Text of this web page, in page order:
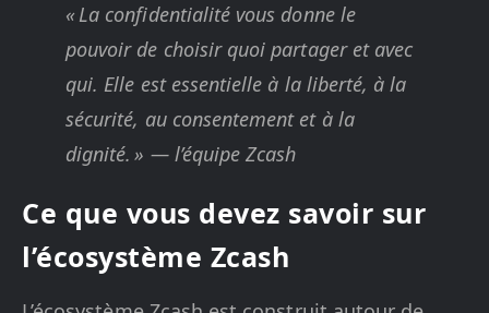
« La confidentialité vous donne le
pouvoir de choisir quoi partager et avec
qui. Elle est essentielle à la liberté, à la
sécurité, au consentement et à la
dignité. » — l’équipe Zcash
Ce que vous devez savoir sur
l’écosystème Zcash